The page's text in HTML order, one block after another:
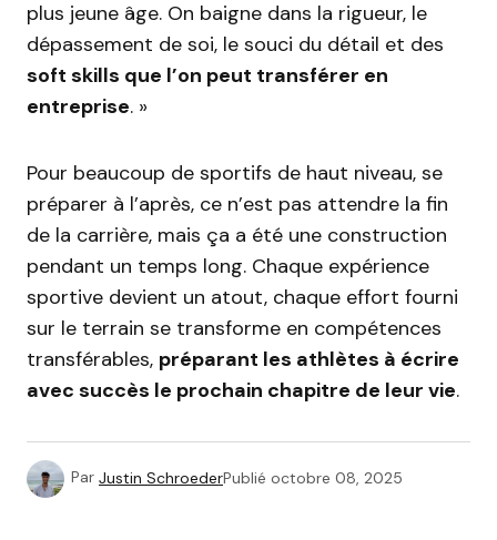
plus jeune âge. On baigne dans la rigueur, le
dépassement de soi, le souci du détail et des
soft skills que l’on peut transférer en
entreprise. »
Pour beaucoup de sportifs de haut niveau, se
préparer à l’après, ce n’est pas attendre la fin
de la carrière, mais ça a été une construction
pendant un temps long. Chaque expérience
sportive devient un atout, chaque effort fourni
sur le terrain se transforme en compétences
transférables, préparant les athlètes à écrire
avec succès le prochain chapitre de leur vie.
Par Justin SchroederPublié octobre 08, 2025